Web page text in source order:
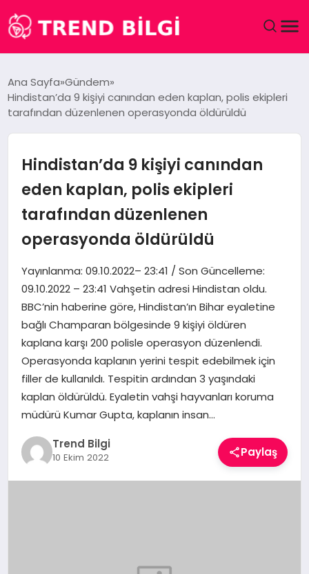
DÜNYA
MAGAZIN
SAĞLIK
SPOR
TEKNOLOJI
YAŞAM
Ana Sayfa Gündem
Hindistan’da 9 kişiyi canından eden kaplan, polis ekipleri
tarafından düzenlenen operasyonda öldürüldü
Hindistan’da 9 kişiyi canından
eden kaplan, polis ekipleri
tarafından düzenlenen
operasyonda öldürüldü
Yayınlanma: 09.10.2022– 23:41 / Son Güncelleme:
09.10.2022 – 23:41 Vahşetin adresi Hindistan oldu.
BBC’nin haberine göre, Hindistan’ın Bihar eyaletine
bağlı Champaran bölgesinde 9 kişiyi öldüren
kaplana karşı 200 polisle operasyon düzenlendi.
Operasyonda kaplanın yerini tespit edebilmek için
filler de kullanıldı. Tespitin ardından 3 yaşındaki
kaplan öldürüldü. Eyaletin vahşi hayvanları koruma
müdürü Kumar Gupta, kaplanın insan…
Trend Bilgi
10 Ekim 2022 Paylaş